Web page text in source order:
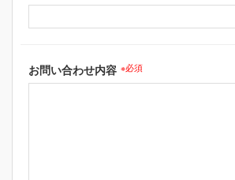
お問い合わせ内容 ※必須